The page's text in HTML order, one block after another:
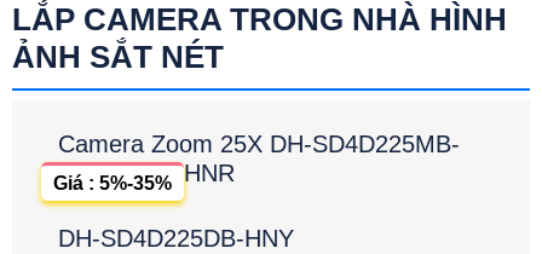
LẮP CAMERA TRONG NHÀ HÌNH
ẢNH SẮT NÉT
Camera Zoom 25X DH-SD4D225MB-
HNR
Giá : 5%-35%
DH-SD4D225DB-HNY